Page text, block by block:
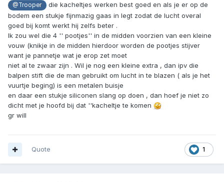
@Trooper
die kacheltjes werken best goed en als je er op de
bodem een stukje fijnmazig gaas in legt zodat de lucht overal
goed bij komt werkt hij zelfs beter .
Ik zou wel die 4 '' pootjes'' in de midden voorzien van een kleine
vouw (knikje in de midden hierdoor worden de pootjes stijver
want je pannetje wat je erop zet moet
niet al te zwaar zijn . Wil je nog een kleine extra , dan ipv die
balpen stift die de man gebruikt om lucht in te blazen ( als je het
vuurtje beging) is een metalen buisje
en daar een stukje siliconen slang op doen , dan hoef je niet zo
dicht met je hoofd bij dat ''kacheltje te komen
gr will
1
Quote